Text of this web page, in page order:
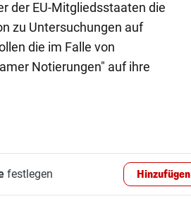
der EU-Mitgliedsstaaten die
zu Untersuchungen auf
die im Falle von
Notierungen" auf ihre
festlegen Hinzufügen